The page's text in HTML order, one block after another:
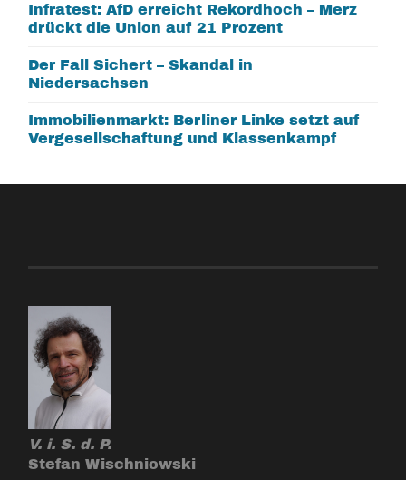
Infratest: AfD erreicht Rekordhoch – Merz
drückt die Union auf 21 Prozent
Der Fall Sichert – Skandal in
Niedersachsen
Immobilienmarkt: Berliner Linke setzt auf
Vergesellschaftung und Klassenkampf
V. i. S. d. P.
Stefan Wischniowski